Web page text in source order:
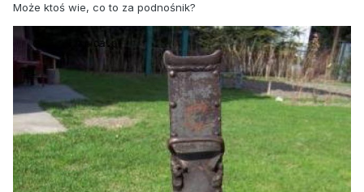
Może ktoś wie, co to za podnośnik?